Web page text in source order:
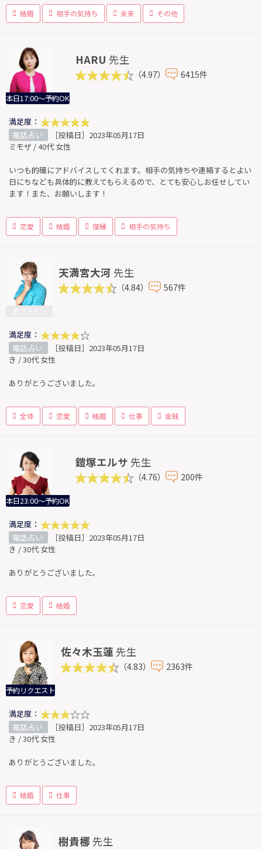
結婚 相手の気持ち 未来 その他
本日17:00～予約OK
HARU 先生
（4.97） 6415件
満足度：
電話占い
［投稿日］2023年05月17日
ミモザ / 40代 女性
いつも的確にアドバイスしてくれます。相手の気持ちや連絡するとよい
日にちなども具体的に教えてもらえるので、とても安心しお任せしてい
ます！また、お願いします！
恋愛 結婚 復縁 相手の気持ち
天満宮大河 先生
（4.84） 567件
満足度：
電話占い
［投稿日］2023年05月17日
き / 30代 女性
ありがとうございました。
全体 恋愛 結婚 仕事 金銭
本日23:00～予約OK
鎧塚エルサ 先生
（4.76） 200件
満足度：
電話占い
［投稿日］2023年05月17日
き / 30代 女性
ありがとうございました。
恋愛 結婚
予約リクエスト
佐々木玉蓮 先生
（4.83） 2363件
満足度：
電話占い
［投稿日］2023年05月17日
き / 30代 女性
ありがとうございました。
結婚 仕事
樹貴梛 先生